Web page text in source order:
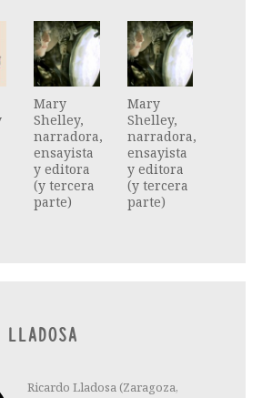
Mary
Shelley,
narradora,
ensayista
y editora
(y tercera
parte)
Mary
Shelley,
narradora,
ensayista
y editora
(y tercera
parte)
Ricardo Lladosa (Zaragoza,